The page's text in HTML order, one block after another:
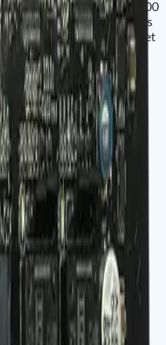
des données. Le C3-200
d'accès fiable pour divers
de sécurité avancées et
panier Disponibilité
200: 2 Door
200: 4
bit Wiegand, others upon
200: 6 (2 Exit Device, 2
Status, 2 AUX)